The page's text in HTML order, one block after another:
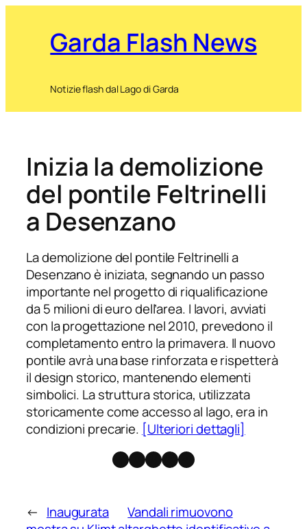
Garda Flash News
Notizie flash dal Lago di Garda
Inizia la demolizione
del pontile Feltrinelli
a Desenzano
La demolizione del pontile Feltrinelli a
Desenzano è iniziata, segnando un passo
importante nel progetto di riqualificazione
da 5 milioni di euro dell’area. I lavori, avviati
con la progettazione nel 2010, prevedono il
completamento entro la primavera. Il nuovo
pontile avrà una base rinforzata e rispetterà
il design storico, mantenendo elementi
simbolici. La struttura storica, utilizzata
storicamente come accesso al lago, era in
condizioni precarie. [Ulteriori dettagli]
Facebook
Instagram
X Threads
Telegram
← Inaugurata
Vandali rimuovono